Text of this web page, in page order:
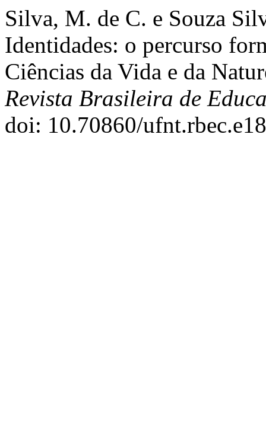
Silva, M. de C. e Souza
Identidades: o percurso
Ciências da Vida e da
Revista Brasileira de
doi: 10.70860/